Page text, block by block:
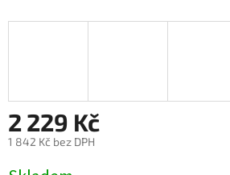
2 229 Kč
1 842 Kč bez DPH